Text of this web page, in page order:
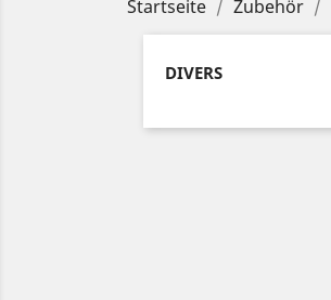
Startseite Zubehör
DIVERS